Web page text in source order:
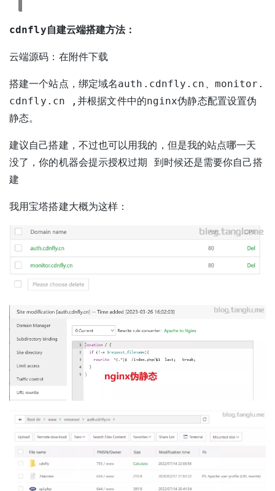
cdnfly自建云端搭建方法：
云端源码：在附件下载
搭建一个站点，绑定域名auth.cdnfly.cn、monitor.
cdnfly.cn ,并根据文件中的nginx伪静态配置设置伪
静态。
建议自己搭建，不过也可以用我的，但是我的站点哪一天
没了，你的机器会提示授权过期 到时候还是需要你自己搭
建
我用宝塔搭建大概为这样：